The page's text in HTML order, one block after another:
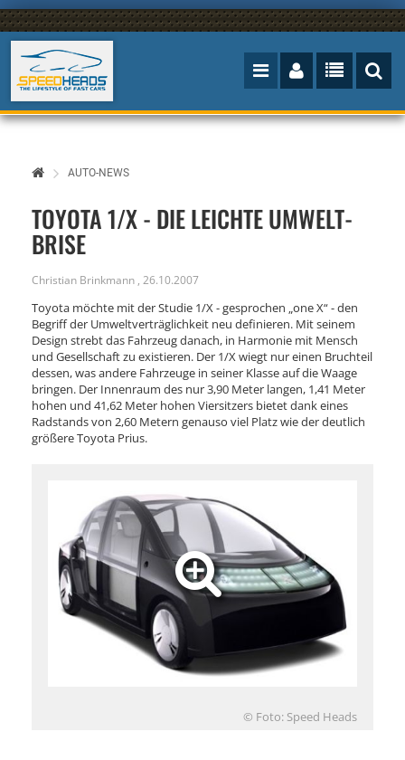
AUTO-NEWS
TOYOTA 1/X - DIE LEICHTE UMWELT-
BRISE
Christian Brinkmann , 26.10.2007
Toyota möchte mit der Studie 1/X - gesprochen „one X“ - den
Begriff der Umweltverträglichkeit neu definieren. Mit seinem
Design strebt das Fahrzeug danach, in Harmonie mit Mensch
und Gesellschaft zu existieren. Der 1/X wiegt nur einen Bruchteil
dessen, was andere Fahrzeuge in seiner Klasse auf die Waage
bringen. Der Innenraum des nur 3,90 Meter langen, 1,41 Meter
hohen und 41,62 Meter hohen Viersitzers bietet dank eines
Radstands von 2,60 Metern genauso viel Platz wie der deutlich
größere Toyota Prius.
© Foto: Speed Heads